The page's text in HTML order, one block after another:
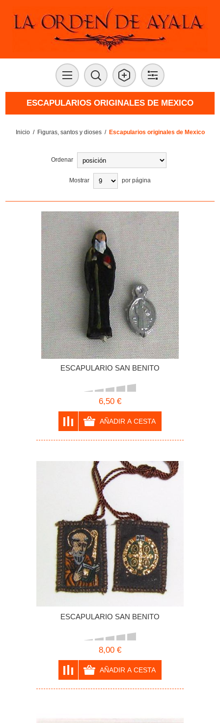
ESCAPULARIOS ORIGINALES DE MEXICO
Inicio / Figuras, santos y dioses / Escapularios originales de Mexico
Ordenar
Mostrar por página
ESCAPULARIO SAN BENITO
6,50 €
ESCAPULARIO SAN BENITO
8,00 €